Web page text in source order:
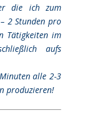
die ich zum
2 Stunden pro
Tätigkeiten im
aufs
alle 2-3
produzieren!